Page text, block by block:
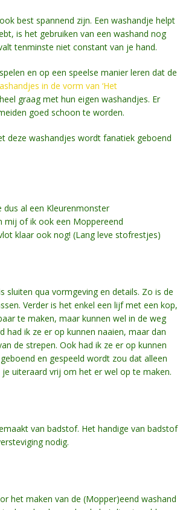
best spannend zijn. Een washandje helpt
is het gebruiken van een washand nog
tenminste niet constant van je hand.
en op een speelse manier leren dat de
in de vorm van ‘Het
graag met hun eigen washandjes. Er
goed schoon te worden.
deze washandjes wordt fanatiek geboend
dus al een Kleurenmonster
mij of ik ook een Moppereend
klaar ook nog! (Lang leve stofrestjes)
qua vormgeving en details. Zo is de
Verder is het enkel een lijf met een kop,
te maken, maar kunnen wel in de weg
had ik ze er op kunnen naaien, maar dan
de strepen. Ook had ik ze er op kunnen
en gespeeld wordt zou dat alleen
uiteraard vrij om het er wel op te maken.
van badstof. Het handige van badstof
nodig.
het maken van de (Mopper)eend washand